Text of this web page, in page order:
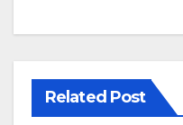
Related Post